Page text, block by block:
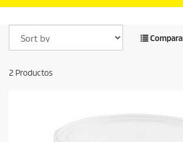
2 Productos